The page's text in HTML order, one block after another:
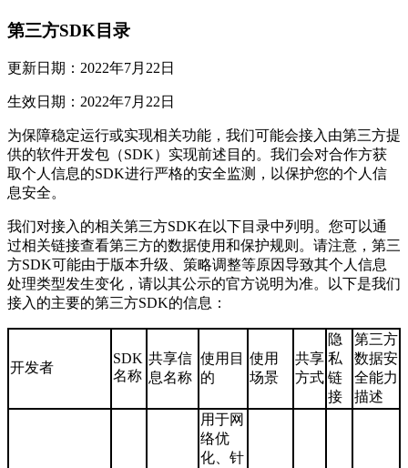
第三方SDK目录
更新日期：2022年7月22日
生效日期：2022年7月22日
为保障稳定运行或实现相关功能，我们可能会接入由第三方提
供的软件开发包（SDK）实现前述目的。我们会对合作方获
取个人信息的SDK进行严格的安全监测，以保护您的个人信
息安全。
我们对接入的相关第三方SDK在以下目录中列明。您可以通
过相关链接查看第三方的数据使用和保护规则。请注意，第三
方SDK可能由于版本升级、策略调整等原因导致其个人信息
处理类型发生变化，请以其公示的官方说明为准。以下是我们
接入的主要的第三方SDK的信息：
开发者
SDK
名称
共享信
息名称
使用目
的
使用
场景
共享
方式
隐
私
链
接
第三方
数据安
全能力
描述
用于网
络优
化、针